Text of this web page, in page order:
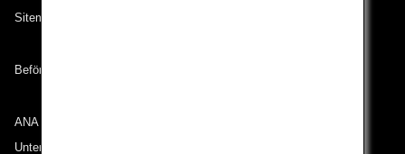
Sitemap
Beförderungsbedingungen
ANA Group
Unternehmen der ANA Group